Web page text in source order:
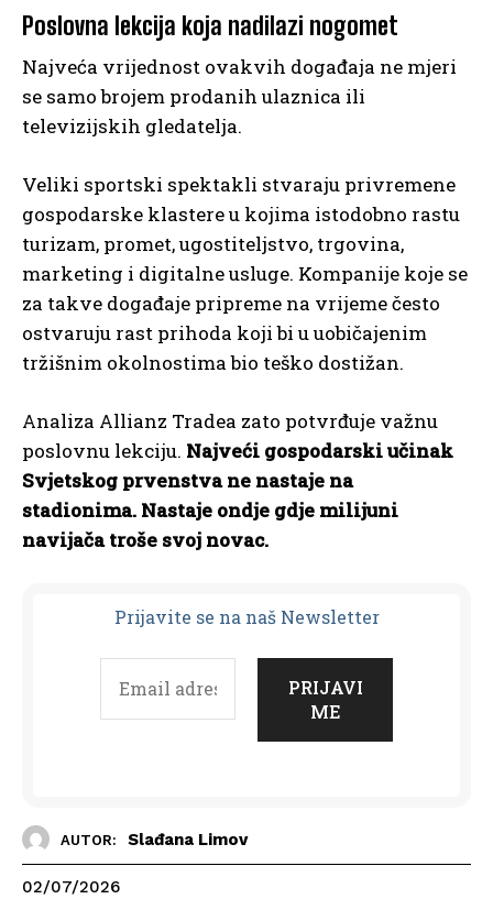
Poslovna lekcija koja nadilazi nogomet
Najveća vrijednost ovakvih događaja ne mjeri
se samo brojem prodanih ulaznica ili
televizijskih gledatelja.
Veliki sportski spektakli stvaraju privremene
gospodarske klastere u kojima istodobno rastu
turizam, promet, ugostiteljstvo, trgovina,
marketing i digitalne usluge. Kompanije koje se
za takve događaje pripreme na vrijeme često
ostvaruju rast prihoda koji bi u uobičajenim
tržišnim okolnostima bio teško dostižan.
Analiza Allianz Tradea zato potvrđuje važnu
poslovnu lekciju. Najveći gospodarski učinak
Svjetskog prvenstva ne nastaje na
stadionima. Nastaje ondje gdje milijuni
navijača troše svoj novac.
Prijavite se na naš Newsletter
AUTOR: Slađana Limov
02/07/2026